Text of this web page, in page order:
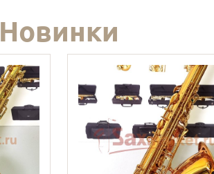
Новинки